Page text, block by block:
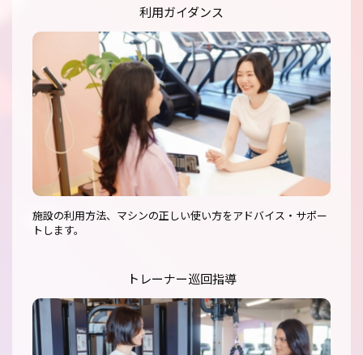
利用ガイダンス
施設の利用方法、マシンの正しい使い方をアドバイス・サポー
トします。
トレーナー巡回指導